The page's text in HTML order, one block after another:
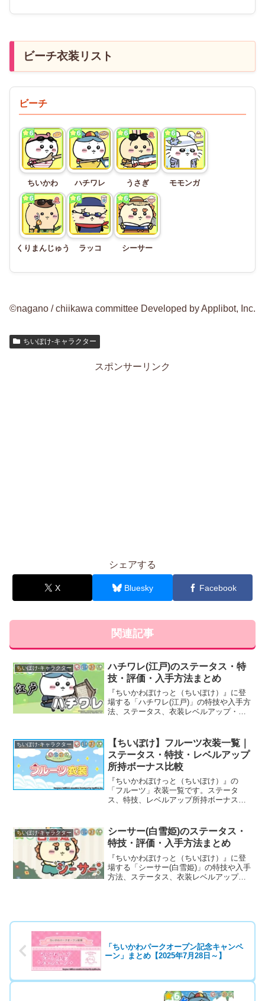
ビーチ衣装リスト
ビーチ
ちいかわ ハチワレ うさぎ モモンガ
くりまんじゅう ラッコ シーサー
©nagano / chiikawa committee Developed by Applibot, Inc.
ちいぽけ-キャラクター
スポンサーリンク
シェアする
X Bluesky Facebook
関連記事
ちいぽけ-キャラクター
ハチワレ(江戸)のステータス・特
技・評価・入手方法まとめ
『ちいかわぽけっと（ちいぽけ）』に登
場する「ハチワレ(江戸)」の特技や入手方
法、ステータス、衣装レベルアップ・ラ
ます。
ちいぽけ-キャラクター
【ちいぽけ】フルーツ衣装一覧｜
ステータス・特技・レベルアップ
所持ボーナス比較
『ちいかわぽけっと（ちいぽけ）』の
「フルーツ」衣装一覧です。ステータ
ス、特技、レベルアップ所持ボーナスを
ちいぽけ-キャラクター
シーサー(白雪姫)のステータス・
特技・評価・入手方法まとめ
『ちいかわぽけっと（ちいぽけ）』に登
場する「シーサー(白雪姫)」の特技や入手
方法、ステータス、衣装レベルアップ・
「ちいかわパークオープン記念キャンペ
ーン」まとめ【2025年7月28日～】